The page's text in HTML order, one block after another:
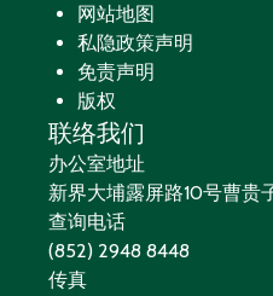
网站地图
私隐政策声明
免责声明
版权
联络我们
办公室地址
新界大埔露屏路10号曹贵
查询电话
(852) 2948 8448
传真